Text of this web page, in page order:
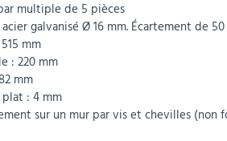
multiple de 5 pièces
galvanisé Ø 16 mm. Écartement de
mm
: 220 mm
mm
plat : 4 mm
sur un mur par vis et chevilles (non